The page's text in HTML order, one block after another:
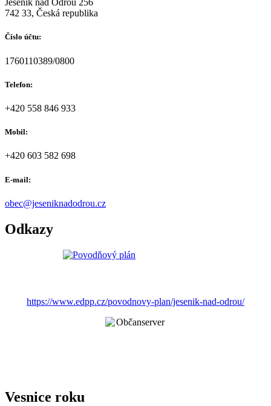
Jeseník nad Odrou 256
742 33, Česká republika
Číslo účtu:
1760110389/0800
Telefon:
+420 558 846 933
Mobil:
+420 603 582 698
E-mail:
obec@jeseniknadodrou.cz
Odkazy
https://www.edpp.cz/povodnovy-plan/jesenik-nad-odrou/
Vesnice roku